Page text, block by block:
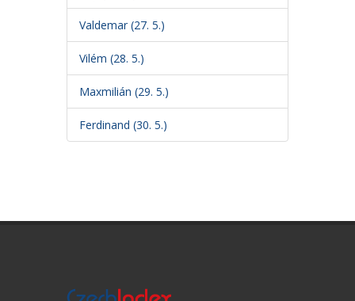
Valdemar (27. 5.)
Vilém (28. 5.)
Maxmilián (29. 5.)
Ferdinand (30. 5.)